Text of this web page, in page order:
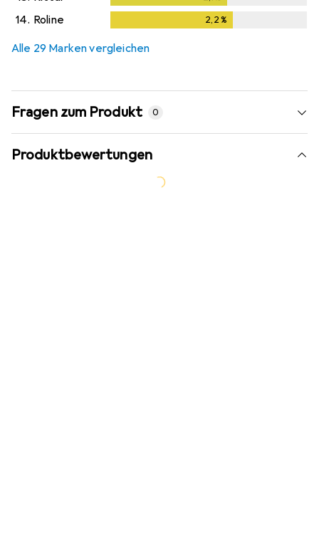
14. Roline 2,2%
Alle 29 Marken vergleichen
Fragen zum Produkt 0
Produktbewertungen